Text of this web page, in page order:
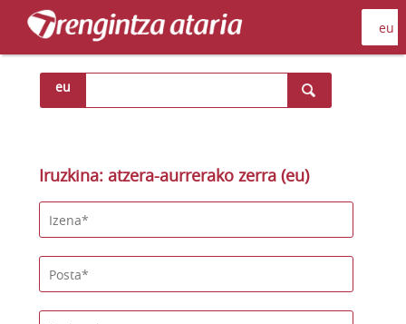
eu
Iruzkina: atzera-aurrerako zerra (eu)